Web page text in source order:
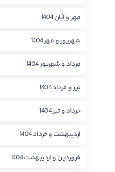
مهر و آبان 1404
شهریور و مهر 1404
مرداد و شهریور 1404
تیر و مرداد 1404
خرداد و تیر 1404
اردیبهشت و خرداد 1404
فروردین و اردیبهشت 1404